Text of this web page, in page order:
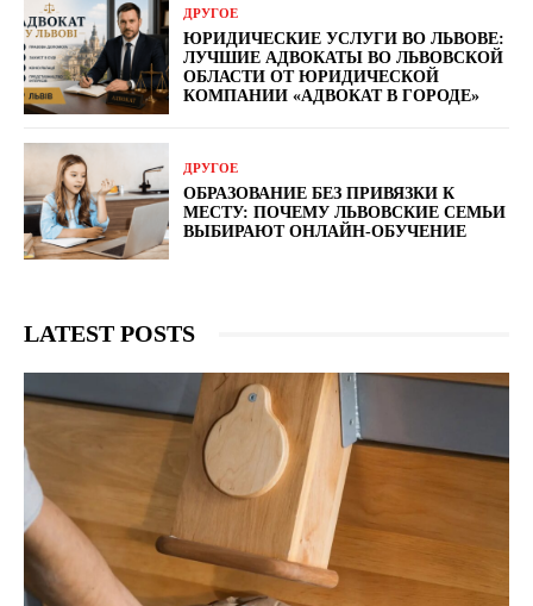
ДРУГОЕ
ЮРИДИЧЕСКИЕ УСЛУГИ ВО ЛЬВОВЕ:
ЛУЧШИЕ АДВОКАТЫ ВО ЛЬВОВСКОЙ
ОБЛАСТИ ОТ ЮРИДИЧЕСКОЙ
КОМПАНИИ «АДВОКАТ В ГОРОДЕ»
ДРУГОЕ
ОБРАЗОВАНИЕ БЕЗ ПРИВЯЗКИ К
МЕСТУ: ПОЧЕМУ ЛЬВОВСКИЕ СЕМЬИ
ВЫБИРАЮТ ОНЛАЙН-ОБУЧЕНИЕ
LATEST POSTS